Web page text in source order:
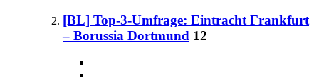
[BL] Top-3-Umfrage: Eintracht Frankfurt
– Borussia Dortmund 12